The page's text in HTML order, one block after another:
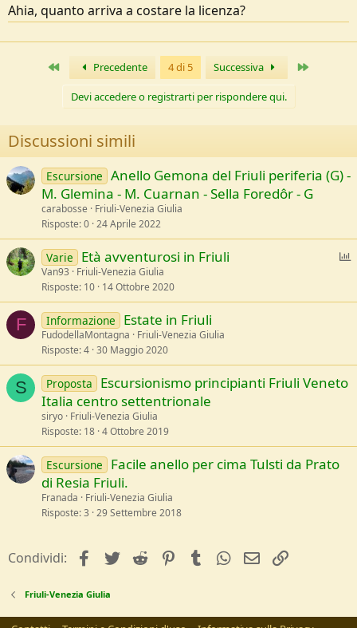
Ahia, quanto arriva a costare la licenza?
Primo Precedente 4 di 5 Successiva
Devi accedere o registrarti per rispondere qui.
Discussioni simili
Escursione Anello Gemona del Friuli periferia (G) -
M. Glemina - M. Cuarnan - Sella Foredôr - G
carabosse
Friuli-Venezia Giulia
Risposte 0 24 Aprile 2022
S
d
g
Varie Età avventurosi in Friuli
Van93
Friuli-Venezia Giulia
Risposte 10 14 Ottobre 2020
F Informazione Estate in Friuli
FudodellaMontagna
Friuli-Venezia Giulia
Risposte 4 30 Maggio 2020
S Proposta
Escursionismo principianti Friuli Veneto
Italia centro settentrionale
siryo Friuli-Venezia Giulia
Risposte 18 4 Ottobre 2019
Escursione
Facile anello per cima Tulsti da Prato
di Resia Friuli.
Franada
Friuli-Venezia Giulia
Risposte 3 29 Settembre 2018
Condividi: facebookTwitterReddit PinterestTumblrWhatsApp
e-mail
Friuli-Venezia Giulia